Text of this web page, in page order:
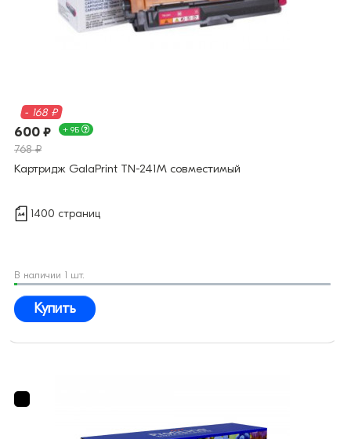
- 168 ₽
600 ₽ + 9Б
768 ₽
Картридж GalaPrint TN-241M совместимый
1400 страниц
В наличии 1 шт.
Купить